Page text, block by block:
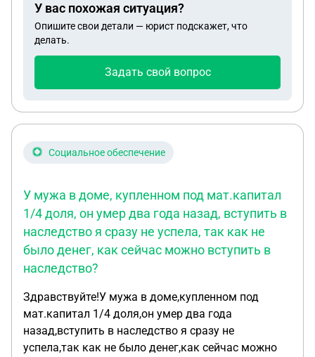
У вас похожая ситуация?
Опишите свои детали — юрист подскажет, что
делать.
Задать свой вопрос
Социальное обеспечение
У мужа в доме, купленном под мат.капитал
1/4 доля, он умер два года назад, вступить в
наследство я сразу не успела, так как не
было денег, как сейчас можно вступить в
наследство?
Здравствуйте!У мужа в доме,купленном под
мат.капитал 1/4 доля,он умер два года
назад,вступить в наследство я сразу не
успела,так как не было денег,как сейчас можно